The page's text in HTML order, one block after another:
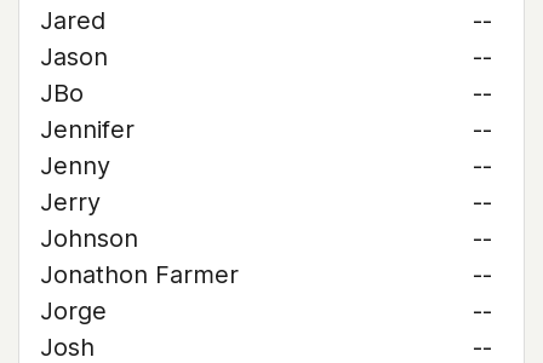
Jared
--
Jason
--
JBo
--
Jennifer
--
Jenny
--
Jerry
--
Johnson
--
Jonathon Farmer
--
Jorge
--
Josh
--